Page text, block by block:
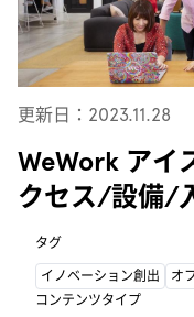
更新日：2023.11.28
WeWork アイ
クセス/設備/
タグ
イノベーション創出 オ
コンテンツタイプ